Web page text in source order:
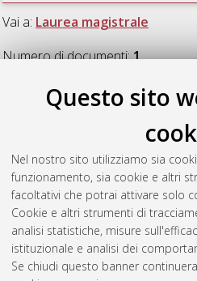
Questo sito
Nel nostro sito utilizziamo sia
funzionamento, sia cookie e altri
facoltativi che potrai attivare solo
Cookie e altri strumenti di
analisi statistiche, misure
istituzionale e analisi dei
Se chiudi questo banner
Vai a: Laurea magistrale
Numero di documenti:1.
Laurea
base di fibre cellulosiche per la
sostenibile.[Laurea magistrale],
di Studio inChimica industriale
accesso riservato.
Questa lista e' stata generata il